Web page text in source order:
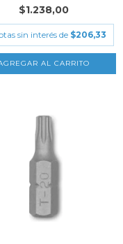
$1.238,00
sin interés de $206,33